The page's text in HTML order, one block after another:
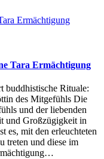
Ermächtigung
Tara Ermächtigung
buddhistische Rituale:
des Mitgefühls Die
und der liebenden
und Großzügigkeit in
es, mit den erleuchteten
treten und diese im